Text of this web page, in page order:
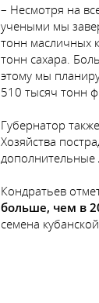
– Несмотря на
учеными мы
тонн масличных
тонн сахара.
этому мы
510 тысяч тонн
Губернатор
Хозяйства
дополнительные
Кондратьев
больше, чем в
семена